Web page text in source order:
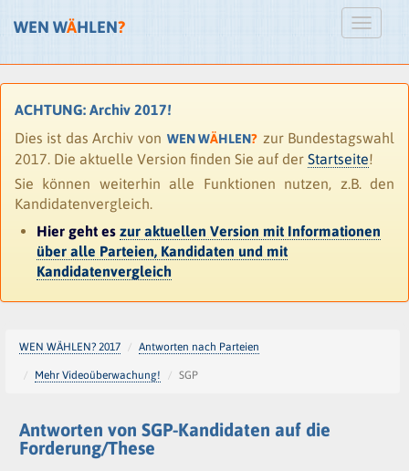
WEN WÄHLEN?
ACHTUNG: Archiv 2017!
Dies ist das Archiv von WEN WÄHLEN? zur Bundestagswahl
2017. Die aktuelle Version finden Sie auf der Startseite!
Sie können weiterhin alle Funktionen nutzen, z.B. den
Kandidatenvergleich.
Hier geht es zur aktuellen Version mit Informationen
über alle Parteien, Kandidaten und mit
Kandidatenvergleich
WEN WÄHLEN? 2017 Antworten nach Parteien
Mehr Videoüberwachung! SGP
Antworten von SGP-Kandidaten auf die
Forderung/These